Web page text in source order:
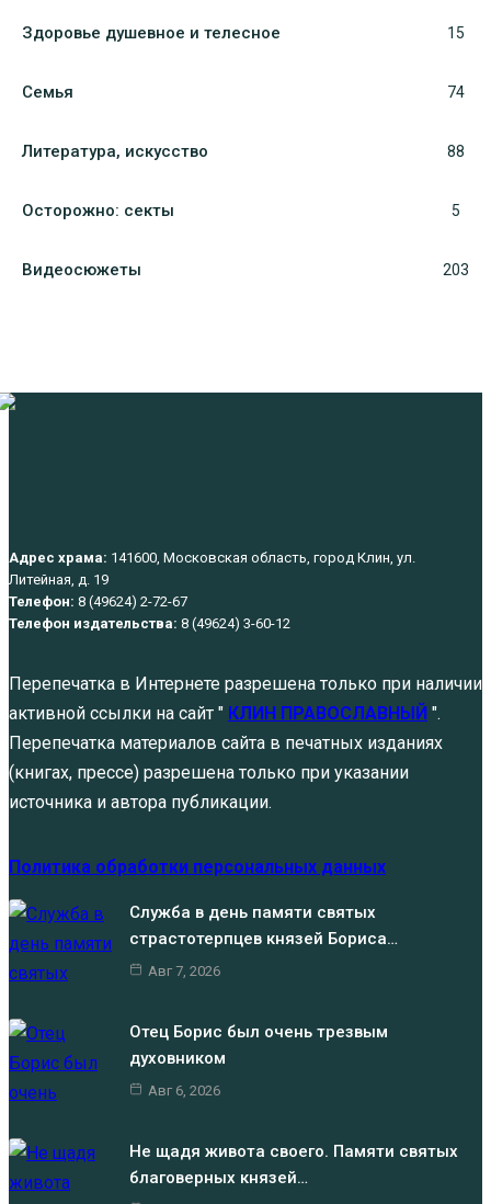
Здоровье душевное и телесное 15
Семья 74
Литература, искуcство 88
Осторожно: секты 5
Видеосюжеты 203
Адрес храма: 141600, Московская область, город Клин, ул.
Литейная, д. 19
Телефон: 8 (49624) 2-72-67
Телефон издательства: 8 (49624) 3-60-12
Перепечатка в Интернете разрешена только при наличии
активной ссылки на сайт " КЛИН ПРАВОСЛАВНЫЙ ".
Перепечатка материалов сайта в печатных изданиях
(книгах, прессе) разрешена только при указании
источника и автора публикации.
Политика обработки персональных данных
Служба в день памяти святых
страстотерпцев князей Бориса…
Авг 7, 2026
Отец Борис был очень трезвым
духовником
Авг 6, 2026
Не щадя живота своего. Памяти святых
благоверных князей…